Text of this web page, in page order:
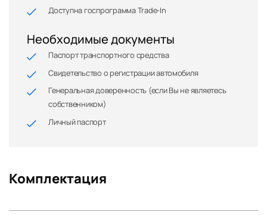
Доступна госпрограмма Trade-In
Необходимые документы
Паспорт транспортного средства
Свидетельство о регистрации автомобиля
Генеральная доверенность (если Вы не являетесь
собственником)
Личный паспорт
Комплектация